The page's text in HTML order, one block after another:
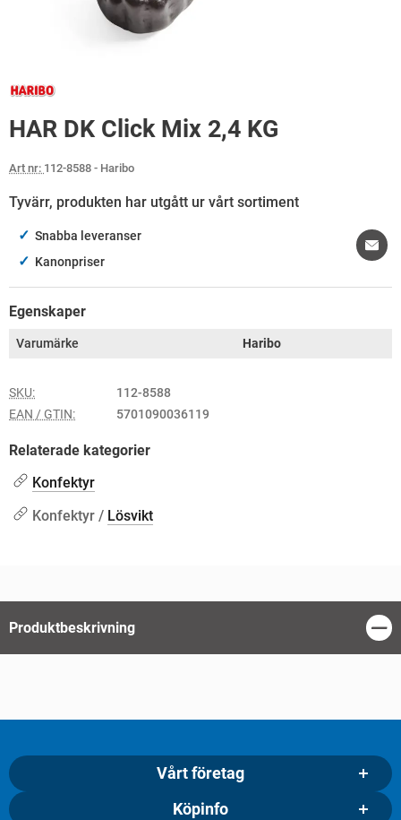
HAR DK Click Mix 2,4 KG
Art nr: 112-8588 - Haribo
Tyvärr, produkten har utgått ur vårt sortiment
✓ Snabba leveranser
✓ Kanonpriser
Egenskaper
Varumärke Haribo
SKU:
112-8588
EAN / GTIN:
5701090036119
Relaterade kategorier
Konfektyr
Konfektyr / Lösvikt
Produktbeskrivning
Vårt företag
Köpinfo